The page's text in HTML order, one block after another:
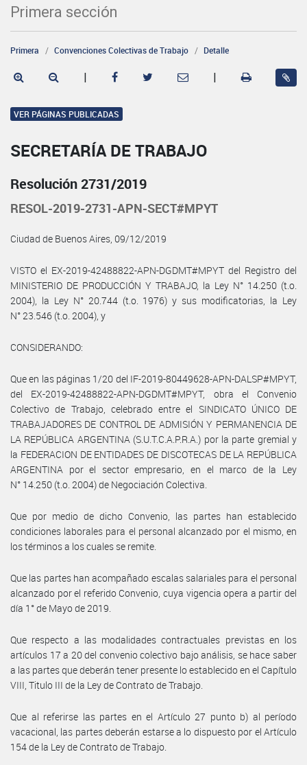
Primera sección
Primera Convenciones Colectivas de Trabajo Detalle
| |
VER PÁGINAS PUBLICADAS
SECRETARÍA DE TRABAJO
Resolución 2731/2019
RESOL-2019-2731-APN-SECT#MPYT
Ciudad de Buenos Aires, 09/12/2019
VISTO el EX-2019-42488822-APN-DGDMT#MPYT del Registro del
MINISTERIO DE PRODUCCIÓN Y TRABAJO, la Ley N° 14.250 (t.o.
2004), la Ley N° 20.744 (t.o. 1976) y sus modificatorias, la Ley
N° 23.546 (t.o. 2004), y
CONSIDERANDO:
Que en las páginas 1/20 del IF-2019-80449628-APN-DALSP#MPYT,
del EX-2019-42488822-APN-DGDMT#MPYT, obra el Convenio
Colectivo de Trabajo, celebrado entre el SINDICATO ÚNICO DE
TRABAJADORES DE CONTROL DE ADMISIÓN Y PERMANENCIA DE
LA REPÚBLICA ARGENTINA (S.U.T.C.A.P.R.A.) por la parte gremial y
la FEDERACION DE ENTIDADES DE DISCOTECAS DE LA REPÚBLICA
ARGENTINA por el sector empresario, en el marco de la Ley
N° 14.250 (t.o. 2004) de Negociación Colectiva.
Que por medio de dicho Convenio, las partes han establecido
condiciones laborales para el personal alcanzado por el mismo, en
los términos a los cuales se remite.
Que las partes han acompañado escalas salariales para el personal
alcanzado por el referido Convenio, cuya vigencia opera a partir del
día 1° de Mayo de 2019.
Que respecto a las modalidades contractuales previstas en los
artículos 17 a 20 del convenio colectivo bajo análisis, se hace saber
a las partes que deberán tener presente lo establecido en el Capítulo
VIII, Titulo III de la Ley de Contrato de Trabajo.
Que al referirse las partes en el Artículo 27 punto b) al período
vacacional, las partes deberán estarse a lo dispuesto por el Artículo
154 de la Ley de Contrato de Trabajo.